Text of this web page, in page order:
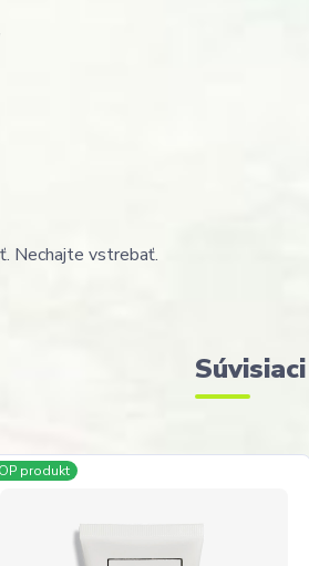
Nechajte vstrebať.
produkt